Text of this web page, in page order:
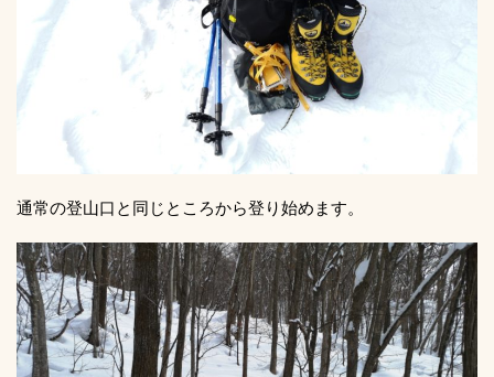
通常の登山口と同じところから登り始めます。